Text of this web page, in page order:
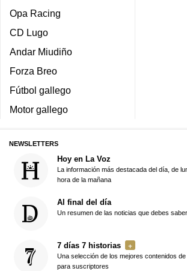
Opa Racing
CD Lugo
Andar Miudiño
Forza Breo
Fútbol gallego
Motor gallego
NEWSLETTERS
Hoy en La Voz
La información más destacada del día, de
hora de la mañana
Al final del día
Un resumen de las noticias que debes
7 días 7 historias
Una selección de los mejores contenidos
para suscriptores